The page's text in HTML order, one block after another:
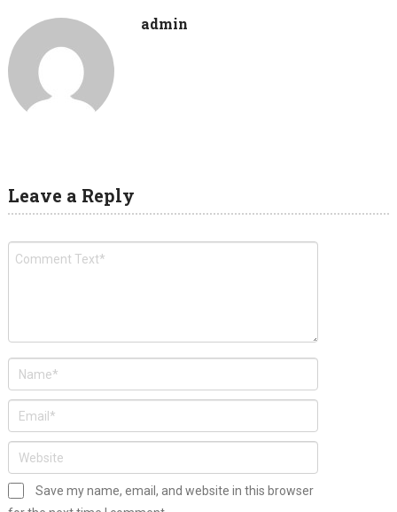
admin
Leave a Reply
Save my name, email, and website in this browser